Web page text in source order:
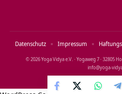
© 2026 Yoga Vidya e.V. · Yogaweg 7 · 32805
Datenschutz Impressum